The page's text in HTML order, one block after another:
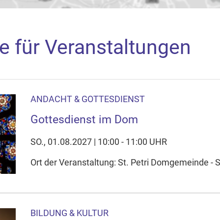
akzeptieren Sie, dass die Anwendung Google Maps beim
Gerät setzt, z.B. zwecks Reichweitenmessung und
Ihre Cookie-Einstellungen anpassen
für Veranstaltungen
ANDACHT & GOTTESDIENST
Gottesdienst im Dom
SO., 01.08.2027 | 10:00 - 11:00 UHR
Ort der Veranstaltung: St. Petri Domgemeinde -
BILDUNG & KULTUR